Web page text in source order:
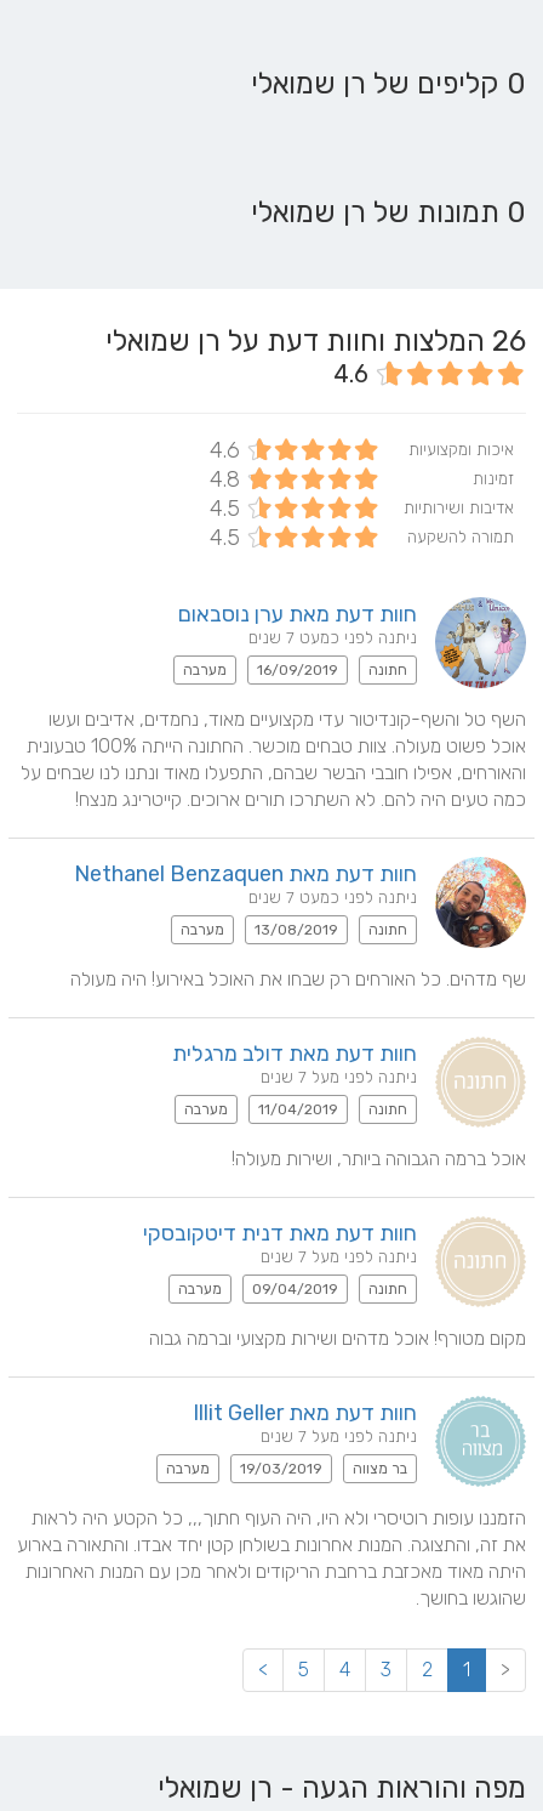
0 קליפים של רן שמואלי
0 תמונות של רן שמואלי
26 המלצות וחוות דעת על רן שמואלי
4.6
איכות ומקצועיות 4.6
זמינות 4.8
אדיבות ושירותיות 4.5
תמורה להשקעה 4.5
חוות דעת מאת ערן נוסבאום
ניתנה לפני כמעט 7 שנים
חתונה 16/09/2019 מערבה
כמה טעים היה להם. לא השתרכו תורים ארוכים. קייטרינג מנצח!
חוות דעת מאת Nethanel Benzaquen
ניתנה לפני כמעט 7 שנים
חתונה 13/08/2019 מערבה
שף מדהים. כל האורחים רק שבחו את האוכל באירוע! היה מעולה
חוות דעת מאת דולב מרגלית
ניתנה לפני מעל 7 שנים
חתונה 11/04/2019 מערבה
אוכל ברמה הגבוהה ביותר, ושירות מעולה!
חוות דעת מאת דנית דיטקובסקי
ניתנה לפני מעל 7 שנים
חתונה 09/04/2019 מערבה
מקום מטורף! אוכל מדהים ושירות מקצועי וברמה גבוה
חוות דעת מאת Illit Geller
ניתנה לפני מעל 7 שנים
בר מצווה 19/03/2019 מערבה
שהוגשו בחושך.
<
1
2
3
4
5
>
מפה והוראות הגעה - רן שמואלי